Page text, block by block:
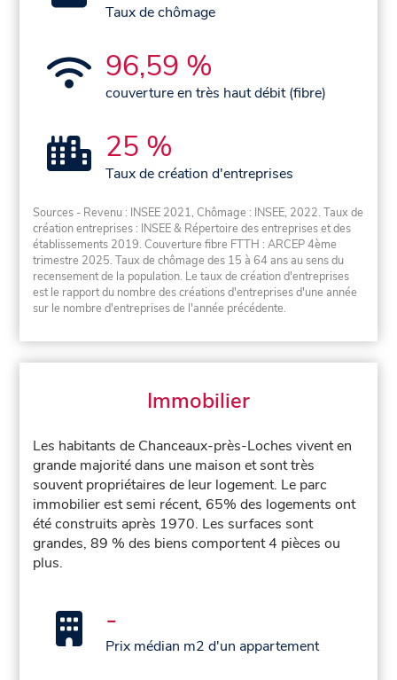
Taux de chômage
96,59 %
couverture en très haut débit (fibre)
25 %
Taux de création d'entreprises
Sources - Revenu : INSEE 2021, Chômage : INSEE, 2022. Taux de
création entreprises : INSEE & Répertoire des entreprises et des
établissements 2019. Couverture fibre FTTH : ARCEP 4ème
trimestre 2025. Taux de chômage des 15 à 64 ans au sens du
recensement de la population. Le taux de création d'entreprises
est le rapport du nombre des créations d'entreprises d'une année
sur le nombre d'entreprises de l'année précédente.
Immobilier
Les habitants de Chanceaux-près-Loches vivent en
grande majorité dans une maison et sont très
souvent propriétaires de leur logement. Le parc
immobilier est semi récent, 65% des logements ont
été construits après 1970. Les surfaces sont
grandes, 89 % des biens comportent 4 pièces ou
plus.
-
Prix médian m2 d'un appartement